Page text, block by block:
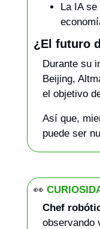
La IA
¿El futuro
Durante su
Beijing,
el objetivo
Así que,
puede ser
👀
Chef
observando